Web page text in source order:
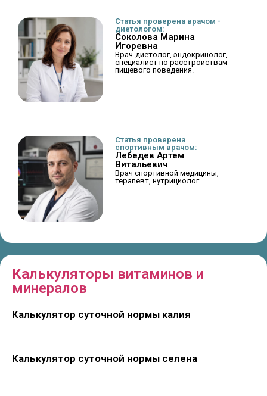
Статья проверена врачом -
диетологом:
Соколова Марина
Игоревна
Врач-диетолог, эндокринолог,
специалист по расстройствам
пищевого поведения.
Статья проверена
спортивным врачом:
Лебедев Артем
Витальевич
Врач спортивной медицины,
терапевт, нутрициолог.
Калькуляторы витаминов и
минералов
Калькулятор суточной нормы калия
Калькулятор суточной нормы селена